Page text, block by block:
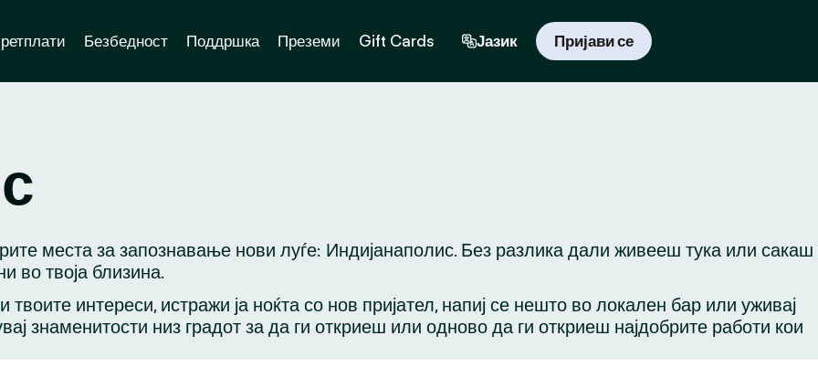
Безбедност Поддршка Преземи Gift Cards Јазик Пријави се
места за запознавање нови луѓе: Индијанаполис. Без разлика дали живееш тука или сакаш
во твоја близина.
интереси, истражи ја ноќта со нов пријател, напиј се нешто во локален бар или уживај
знаменитости низ градот за да ги откриеш или одново да ги откриеш најдобрите работи кои